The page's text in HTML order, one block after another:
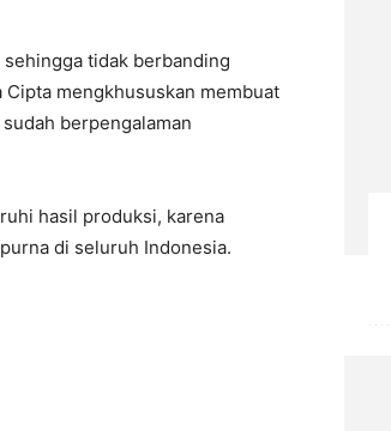
tidak berbanding
Cipta mengkhususkan membuat
berpengalaman
hasil produksi, karena
di seluruh Indonesia.